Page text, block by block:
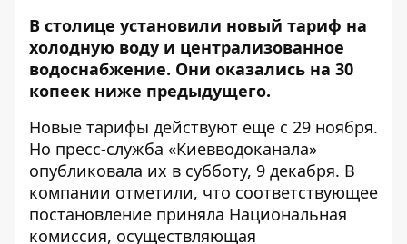
В столице установили новый тариф на
холодную воду и централизованное
водоснабжение. Они оказались на 30
копеек ниже предыдущего.
Новые тарифы действуют еще с 29 ноября.
Но пресс-служба «Киевводоканала»
опубликовала их в субботу, 9 декабря. В
компании отметили, что соответствующее
постановление приняла Национальная
комиссия, осуществляющая